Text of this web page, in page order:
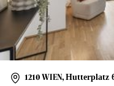
1210 WIEN, Hutterplatz